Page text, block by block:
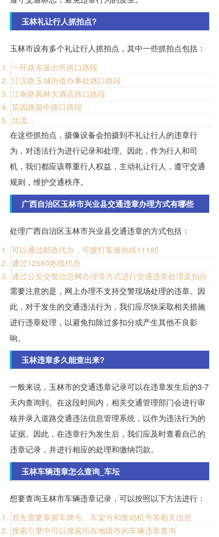
玉林礼让行人抓拍点?
玉林市设有多个礼让行人抓拍点，其中一些抓拍点包括：
一环路东派出所路口路段
江滨路玉城街道办事处路口路段
江南路凤林大酒店路口路段
苗园路苗中路口路段
北流...
在这些抓拍点，摄像设备会拍摄到不礼让行人的违章行
为，对违法行为进行记录和处理。因此，作为行人和司
机，我们都应该尊重行人权益，主动礼让行人，遵守交通
规则，维护交通秩序。
广西自治区玉林市兴业县交通违章办理方式有哪些
处理广西自治区玉林市兴业县交通违章的方式包括：
可以通过邮政代办，可拨打客服热线11185
通过12580热线代办
通过公安交警信息网办理等方式进行交通违章处理及扣分
需要注意的是，网上办理不支持交警现场处理的违章。因
此，对于发生的交通违法行为，我们应尽快采取相关措施
进行违章处理，以避免扣除过多扣分或产生其他不良影
响。
玉林违章多久能查出来?
一般来说，玉林市的交通违章记录可以在违章发生后的3-7
天内查询到。在这段时间内，相关交通管理部门会进行审
核并录入道路交通违法信息管理系统，以作为违法行为的
证据。因此，在违章行为发生后，我们应及时查看自己的
违章记录，并进行相应的处理和缴纳罚款。
玉林车辆违章怎么查询_车坛
想要查询玉林市车辆违章记录，可以按照以下方法进行：
首先需要掌握车牌号、车架号和发动机号等相关信息
搜索引擎中可以搜索所在地级市的车辆违章查询